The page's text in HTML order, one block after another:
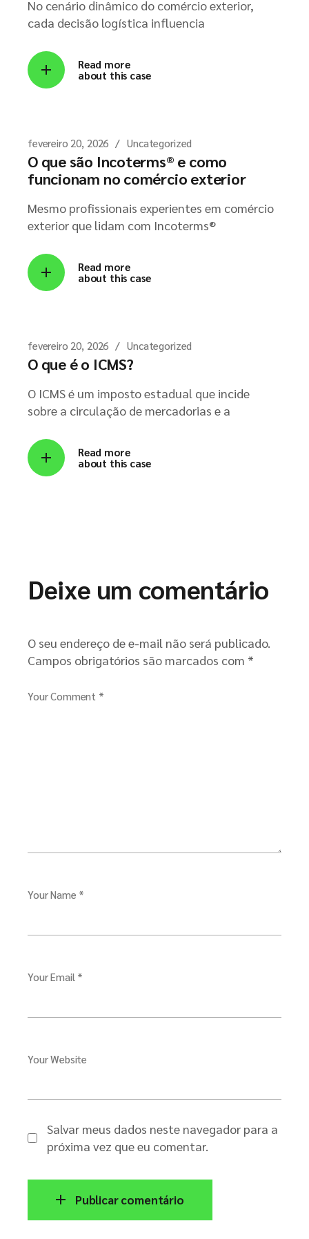
No cenário dinâmico do comércio exterior,
cada decisão logística influencia
Read more
about this case
fevereiro 20, 2026 Uncategorized
O que são Incoterms® e como
funcionam no comércio exterior
Mesmo profissionais experientes em comércio
exterior que lidam com Incoterms®
Read more
about this case
fevereiro 20, 2026 Uncategorized
O que é o ICMS?
O ICMS é um imposto estadual que incide
sobre a circulação de mercadorias e a
Read more
about this case
Deixe um comentário
O seu endereço de e-mail não será publicado.
Campos obrigatórios são marcados com *
Your Comment *
Your Name *
Your Email *
Your Website
Salvar meus dados neste navegador para a
próxima vez que eu comentar.
Publicar comentário